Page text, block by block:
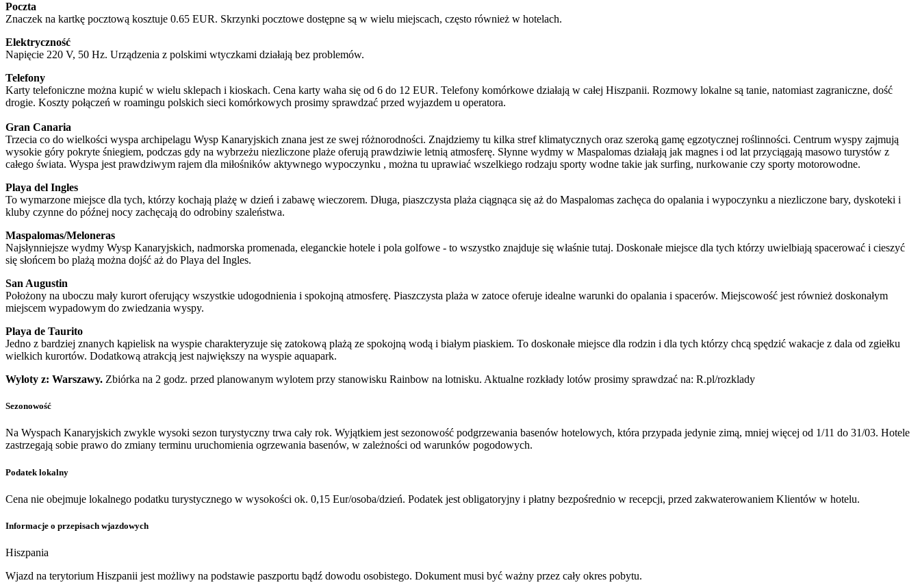
Poczta
Znaczek na kartkę pocztową kosztuje 0.65 EUR. Skrzynki pocztowe dostępne są w wielu miejscach, często również w hotelach.
Elektryczność
Napięcie 220 V, 50 Hz. Urządzenia z polskimi wtyczkami działają bez problemów.
Telefony
Karty telefoniczne można kupić w wielu sklepach i kioskach. Cena karty waha się od 6 do 12 EUR. Telefony komórkowe działają w całej Hiszpanii. Rozmowy lokalne są tanie, natomiast zagraniczne, dość
drogie. Koszty połączeń w roamingu polskich sieci komórkowych prosimy sprawdzać przed wyjazdem u operatora.
Gran Canaria
Trzecia co do wielkości wyspa archipelagu Wysp Kanaryjskich znana jest ze swej różnorodności. Znajdziemy tu kilka stref klimatycznych oraz szeroką gamę egzotycznej roślinności. Centrum wyspy zajmują
wysokie góry pokryte śniegiem, podczas gdy na wybrzeżu niezliczone plaże oferują prawdziwie letnią atmosferę. Słynne wydmy w Maspalomas działają jak magnes i od lat przyciągają masowo turystów z
całego świata. Wyspa jest prawdziwym rajem dla miłośników aktywnego wypoczynku , można tu uprawiać wszelkiego rodzaju sporty wodne takie jak surfing, nurkowanie czy sporty motorowodne.
Playa del Ingles
To wymarzone miejsce dla tych, którzy kochają plażę w dzień i zabawę wieczorem. Długa, piaszczysta plaża ciągnąca się aż do Maspalomas zachęca do opalania i wypoczynku a niezliczone bary, dyskoteki i
kluby czynne do późnej nocy zachęcają do odrobiny szaleństwa.
Maspalomas/Meloneras
Najsłynniejsze wydmy Wysp Kanaryjskich, nadmorska promenada, eleganckie hotele i pola golfowe - to wszystko znajduje się właśnie tutaj. Doskonałe miejsce dla tych którzy uwielbiają spacerować i cieszyć
się słońcem bo plażą można dojść aż do Playa del Ingles.
San Augustin
Położony na uboczu mały kurort oferujący wszystkie udogodnienia i spokojną atmosferę. Piaszczysta plaża w zatoce oferuje idealne warunki do opalania i spacerów. Miejscowość jest również doskonałym
miejscem wypadowym do zwiedzania wyspy.
Playa de Taurito
Jedno z bardziej znanych kąpielisk na wyspie charakteryzuje się zatokową plażą ze spokojną wodą i białym piaskiem. To doskonałe miejsce dla rodzin i dla tych którzy chcą spędzić wakacje z dala od zgiełku
wielkich kurortów. Dodatkową atrakcją jest największy na wyspie aquapark.
Wyloty z: Warszawy. Zbiórka na 2 godz. przed planowanym wylotem przy stanowisku Rainbow na lotnisku. Aktualne rozkłady lotów prosimy sprawdzać na: R.pl/rozklady
Sezonowość
Na Wyspach Kanaryjskich zwykle wysoki sezon turystyczny trwa cały rok. Wyjątkiem jest sezonowość podgrzewania basenów hotelowych, która przypada jedynie zimą, mniej więcej od 1/11 do 31/03. Hotele
zastrzegają sobie prawo do zmiany terminu uruchomienia ogrzewania basenów, w zależności od warunków pogodowych.
Podatek lokalny
Cena nie obejmuje lokalnego podatku turystycznego w wysokości ok. 0,15 Eur/osoba/dzień. Podatek jest obligatoryjny i płatny bezpośrednio w recepcji, przed zakwaterowaniem Klientów w hotelu.
Informacje o przepisach wjazdowych
Hiszpania
​Wjazd na terytorium Hiszpanii jest możliwy na podstawie paszportu bądź dowodu osobistego. Dokument musi być ważny przez cały okres pobytu.